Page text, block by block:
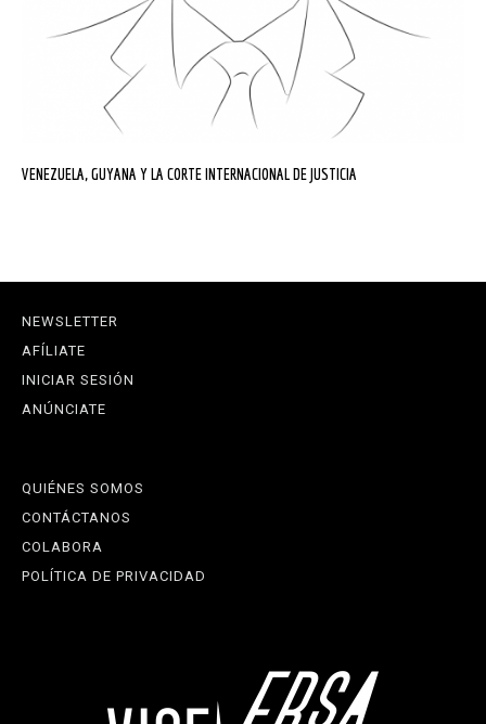
VENEZUELA, GUYANA Y LA CORTE INTERNACIONAL DE JUSTICIA
NEWSLETTER
AFÍLIATE
INICIAR SESIÓN
ANÚNCIATE
QUIÉNES SOMOS
CONTÁCTANOS
COLABORA
POLÍTICA DE PRIVACIDAD